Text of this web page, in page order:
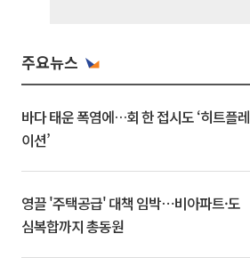
주요뉴스
바다 태운 폭염에…회 한 접시도 ‘히트플레
이션’
영끌 '주택공급' 대책 임박⋯비아파트·도
심복합까지 총동원